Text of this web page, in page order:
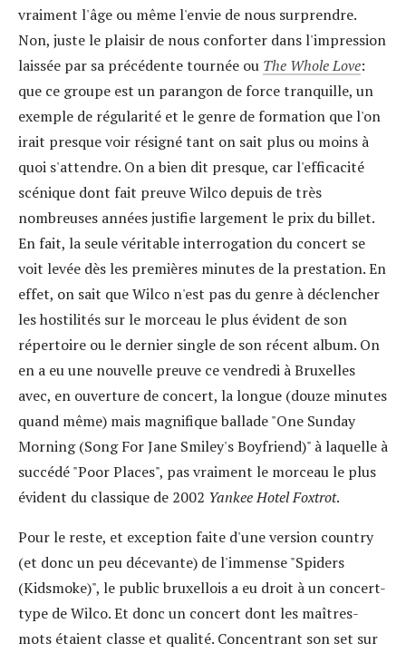
vraiment l'âge ou même l'envie de nous surprendre.
Non, juste le plaisir de nous conforter dans l'impression
laissée par sa précédente tournée ou The Whole Love:
que ce groupe est un parangon de force tranquille, un
exemple de régularité et le genre de formation que l'on
irait presque voir résigné tant on sait plus ou moins à
quoi s'attendre. On a bien dit presque, car l'efficacité
scénique dont fait preuve Wilco depuis de très
nombreuses années justifie largement le prix du billet.
En fait, la seule véritable interrogation du concert se
voit levée dès les premières minutes de la prestation. En
effet, on sait que Wilco n'est pas du genre à déclencher
les hostilités sur le morceau le plus évident de son
répertoire ou le dernier single de son récent album. On
en a eu une nouvelle preuve ce vendredi à Bruxelles
avec, en ouverture de concert, la longue (douze minutes
quand même) mais magnifique ballade "One Sunday
Morning (Song For Jane Smiley's Boyfriend)" à laquelle à
succédé "Poor Places", pas vraiment le morceau le plus
évident du classique de 2002 Yankee Hotel Foxtrot.
Pour le reste, et exception faite d'une version country
(et donc un peu décevante) de l'immense "Spiders
(Kidsmoke)", le public bruxellois a eu droit à un concert-
type de Wilco. Et donc un concert dont les maîtres-
mots étaient classe et qualité. Concentrant son set sur